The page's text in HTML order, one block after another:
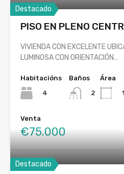
Destacado
PISO EN PLENO
VIVIENDA CON EXCELENTE
LUMINOSA CON ORIENTACIÓN…
Habitacións
4
Baños
2
Área
Venta
€75.000
Destacado